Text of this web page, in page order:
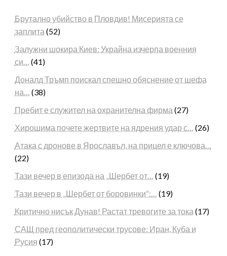
Брутално убийство в Пловдив! Мисерията се
заплита (52)
Залужни шокира Киев: Украйна изчерпа военния
си… (41)
Доналд Тръмп поискал спешно обяснение от шефа
на… (38)
Пребит е служител на охранителна фирма (27)
Хирошима почете жертвите на ядрения удар с… (26)
Атака с дронове в Ярославъл, на прицел е ключова…
(22)
Тази вечер в епизода на „Шербет от… (19)
Тази вечер в „Шербет от боровинки“:… (19)
Критично нисък Дунав! Растат тревогите за тока (17)
САЩ пред геополитически трусове: Иран, Куба и
Русия (17)